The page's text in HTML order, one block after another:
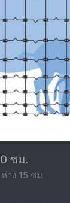
ซม.
าง 15 ซม